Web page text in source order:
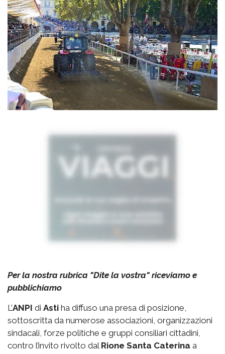
Per la nostra rubrica "Dite la vostra" riceviamo e
pubblichiamo
L’ANPI di Asti ha diffuso una presa di posizione,
sottoscritta da numerose associazioni, organizzazioni
sindacali, forze politiche e gruppi consiliari cittadini,
contro l’invito rivolto dal Rione Santa Caterina a